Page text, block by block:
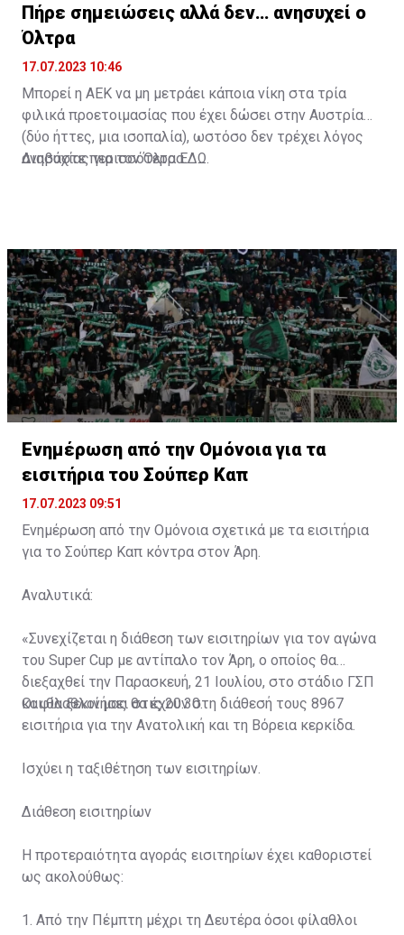
Πήρε σημειώσεις αλλά δεν… ανησυχεί ο
Όλτρα
17.07.2023 10:46
Μπορεί η ΑΕΚ να μη μετράει κάποια νίκη στα τρία
φιλικά προετοιμασίας που έχει δώσει στην Αυστρία
(δύο ήττες, μια ισοπαλία), ωστόσο δεν τρέχει λόγος
ανησυχίας για τον Όλτρα.
Διαβάστε περισσότεραΕΔΩ.
Ενημέρωση από την Ομόνοια για τα
εισιτήρια του Σούπερ Καπ
17.07.2023 09:51
Ενημέρωση από την Ομόνοια σχετικά με τα εισιτήρια
για το Σούπερ Καπ κόντρα στον Άρη.
Αναλυτικά:
«Συνεχίζεται η διάθεση των εισιτηρίων για τον αγώνα
του Super Cup με αντίπαλο τον Άρη, ο οποίος θα
διεξαχθεί την Παρασκευή, 21 Ιουλίου, στο στάδιο ΓΣΠ
και θα ξεκινήσει στις 20:30.
Οι φίλαθλοί μας θα έχουν στη διάθεσή τους 8967
εισιτήρια για την Ανατολική και τη Βόρεια κερκίδα.
Ισχύει η ταξιθέτηση των εισιτηρίων.
Διάθεση εισιτηρίων
Η προτεραιότητα αγοράς εισιτηρίων έχει καθοριστεί
ως ακολούθως:
1. Από την Πέμπτη μέχρι τη Δευτέρα όσοι φίλαθλοι